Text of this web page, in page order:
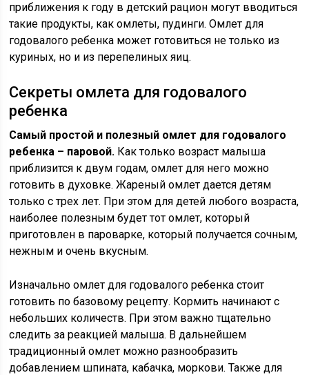
приближения к году в детский рацион могут вводиться
такие продукты, как омлеты, пудинги. Омлет для
годовалого ребенка может готовиться не только из
куриных, но и из перепелиных яиц.
Секреты омлета для годовалого
ребенка
Самый простой и полезный омлет для годовалого
ребенка – паровой. Как только возраст малыша
приблизится к двум годам, омлет для него можно
готовить в духовке. Жареный омлет дается детям
только с трех лет. При этом для детей любого возраста,
наиболее полезным будет тот омлет, который
приготовлен в пароварке, который получается сочным,
нежным и очень вкусным.
Изначально омлет для годовалого ребенка стоит
готовить по базовому рецепту. Кормить начинают с
небольших количеств. При этом важно тщательно
следить за реакцией малыша. В дальнейшем
традиционный омлет можно разнообразить
добавлением шпината, кабачка, моркови. Также для